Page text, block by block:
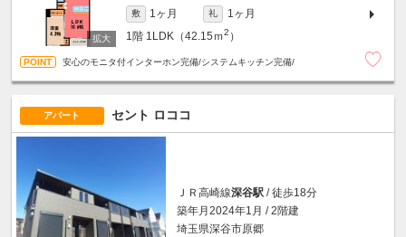
敷 1ヶ月 礼
1ヶ月
1階 1LDK（42.15ｍ2 ）
安心のモニタ付インターホン完備/システムキッチン完備/
アパート セント ロココ
ＪＲ高崎線深谷駅 / 徒歩18分
築年月2024年1月 / 2階建
埼玉県深谷市原郷